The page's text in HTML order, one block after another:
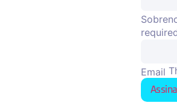
Email